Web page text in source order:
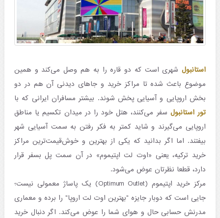
گردشگری
استانبولشهری است که دو قاره را به هم وصل می‌کند و همین
موضوع باعث شده تا مراکز خرید و جاهای دیدنی آن هم در دو
بخش اروپایی و آسیایی پخش شوند. بیشتر مسافران ایرانی که با
تور استانبول سفر می‌کنند، هتل خود را در میدان تکسیم یا مناطق
اروپایی می‌گیرند و شاید کمتر به فکر رفتن به سمت آسیایی شهر
بیفتند. اما اگر بدانید که یکی از بهترین و خوش‌قیمت‌ترین مراکز
خرید ترکیه، یعنی «اوت لت اپتیموم» در آن سمت پل بسفر قرار
دارد، قطعا نظرتان عوض می‌شود.
مرکز خرید اپتیموم (Optimum Outlet) یک پاساژ معمولی نیست؛
جایی است که دوبار جایزه "بهترین اوت لت اروپا" را برده و معماری
مدرنش حسابی حال و هوای شما را عوض می‌کند. اگر دنبال خرید